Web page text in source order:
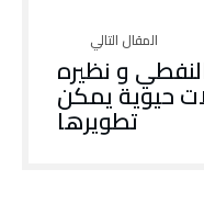
و نظيره
حيوية يمكن
تطويرها